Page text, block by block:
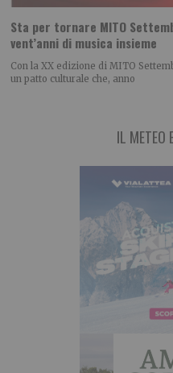
Sta per tornare MITO
vent’anni di musica insieme
Con la XX edizione di MITO
un patto culturale che, anno
IL METEO